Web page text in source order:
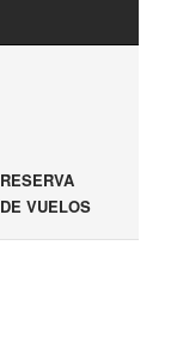
RESERVA
DE VUELOS